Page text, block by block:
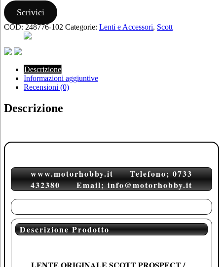
Scrivici
COD:248776-102 Categorie: Lenti e Accessori, Scott
Descrizione
Informazioni aggiuntive
Recensioni (0)
Descrizione
www.motorhobby.it Telefono; 0733
432380 Email; info@motorhobby.it
Descrizione Prodotto